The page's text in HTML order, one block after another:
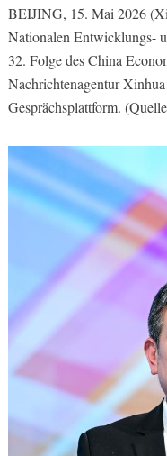
BEIJING, 15. Mai 2026
Nationalen Entwicklungs-
32. Folge des China
Nachrichtenagentur
Gesprächsplattform.